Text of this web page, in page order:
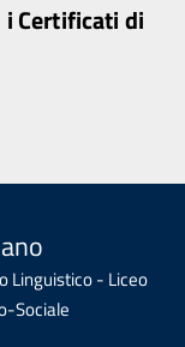
Certificati di
Linguistico - Liceo
Sociale